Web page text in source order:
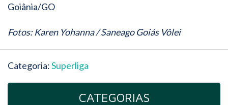
Goiânia/GO
Fotos: Karen Yohanna / Saneago Goiás Vôlei
Categoria:Superliga
CATEGORIAS